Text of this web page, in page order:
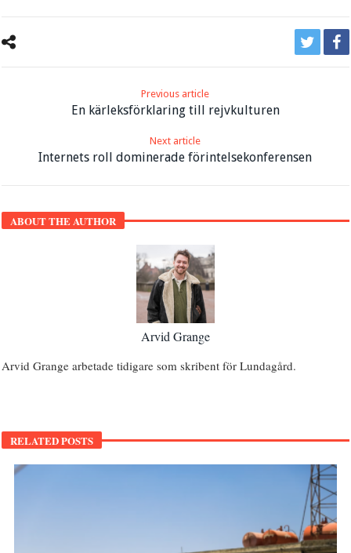
Previous article
En kärleksförklaring till rejvkulturen
Next article
Internets roll dominerade förintelsekonferensen
ABOUT THE AUTHOR
Arvid Grange
Arvid Grange arbetade tidigare som skribent för Lundagård.
RELATED POSTS